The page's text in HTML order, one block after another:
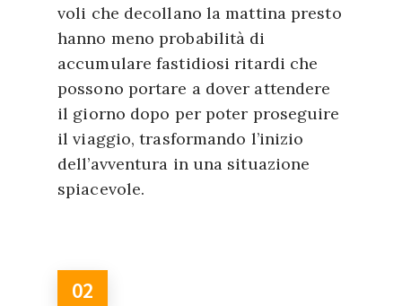
voli che decollano la mattina presto
hanno meno probabilità di
accumulare fastidiosi ritardi che
possono portare a dover attendere
il giorno dopo per poter proseguire
il viaggio, trasformando l’inizio
dell’avventura in una situazione
spiacevole.
02